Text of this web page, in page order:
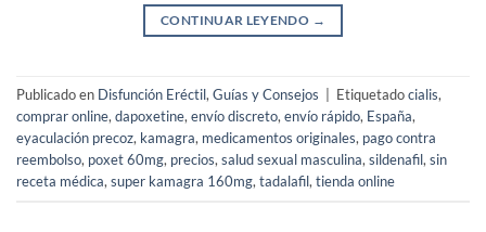
CONTINUAR LEYENDO →
Publicado en Disfunción Eréctil, Guías y Consejos Etiquetadocialis,
comprar online, dapoxetine, envío discreto, envío rápido, España,
eyaculación precoz, kamagra, medicamentos originales, pago contra
reembolso, poxet 60mg, precios, salud sexual masculina, sildenafil, sin
receta médica, super kamagra 160mg, tadalafil, tienda online